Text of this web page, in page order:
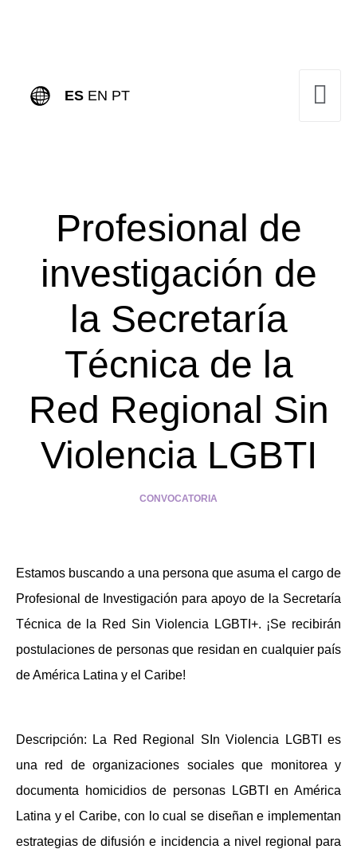
ES EN PT
Profesional de
investigación de
la Secretaría
Técnica de la
Red Regional Sin
Violencia LGBTI
CONVOCATORIA
Estamos buscando a una persona que asuma el cargo de
Profesional de Investigación para apoyo de la Secretaría
Técnica de la Red Sin Violencia LGBTI+. ¡Se recibirán
postulaciones de personas que residan en cualquier país
de América Latina y el Caribe!
Descripción: La Red Regional SIn Violencia LGBTI es
una red de organizaciones sociales que monitorea y
documenta homicidios de personas LGBTI en América
Latina y el Caribe, con lo cual se diseñan e implementan
estrategias de difusión e incidencia a nivel regional para